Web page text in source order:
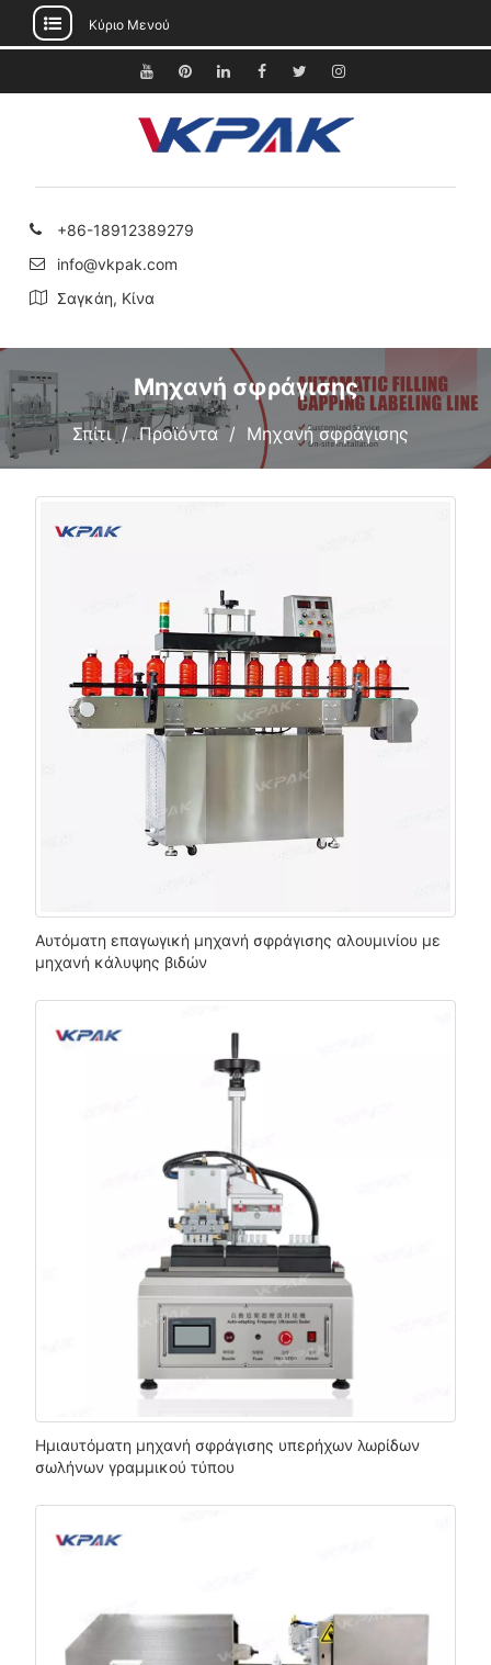
στο
Κύριο Μενού
YoutubePinterestLinkedinFacebook
Κελάδημα
Instagram
+86-18912389279
info@vkpak.com
Σαγκάη, Κίνα
Μηχανή σφράγισης
Σπίτι Προϊόντα Μηχανή σφράγισης
Αυτόματη επαγωγική μηχανή σφράγισης αλουμινίου με
μηχανή κάλυψης βιδών
Ημιαυτόματη μηχανή σφράγισης υπερήχων λωρίδων
σωλήνων γραμμικού τύπου